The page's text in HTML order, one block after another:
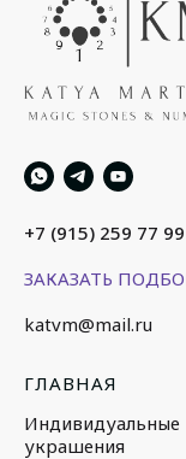
+7 (915) 259 77 99
ЗАКАЗАТЬ
katvm@mail.ru
ГЛАВНАЯ
Индивидуальные
украшения